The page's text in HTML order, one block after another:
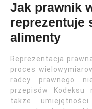
Jak prawnik
reprezentuje
alimenty
Reprezentacja
proces
radcy prawnego
przepisów Kodeksu
także